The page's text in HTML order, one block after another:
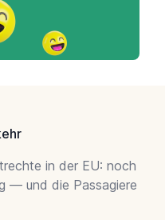
in der EU: noch
— und die Passagiere